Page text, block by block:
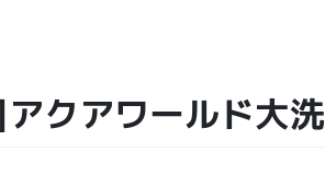
クアワールド大洗